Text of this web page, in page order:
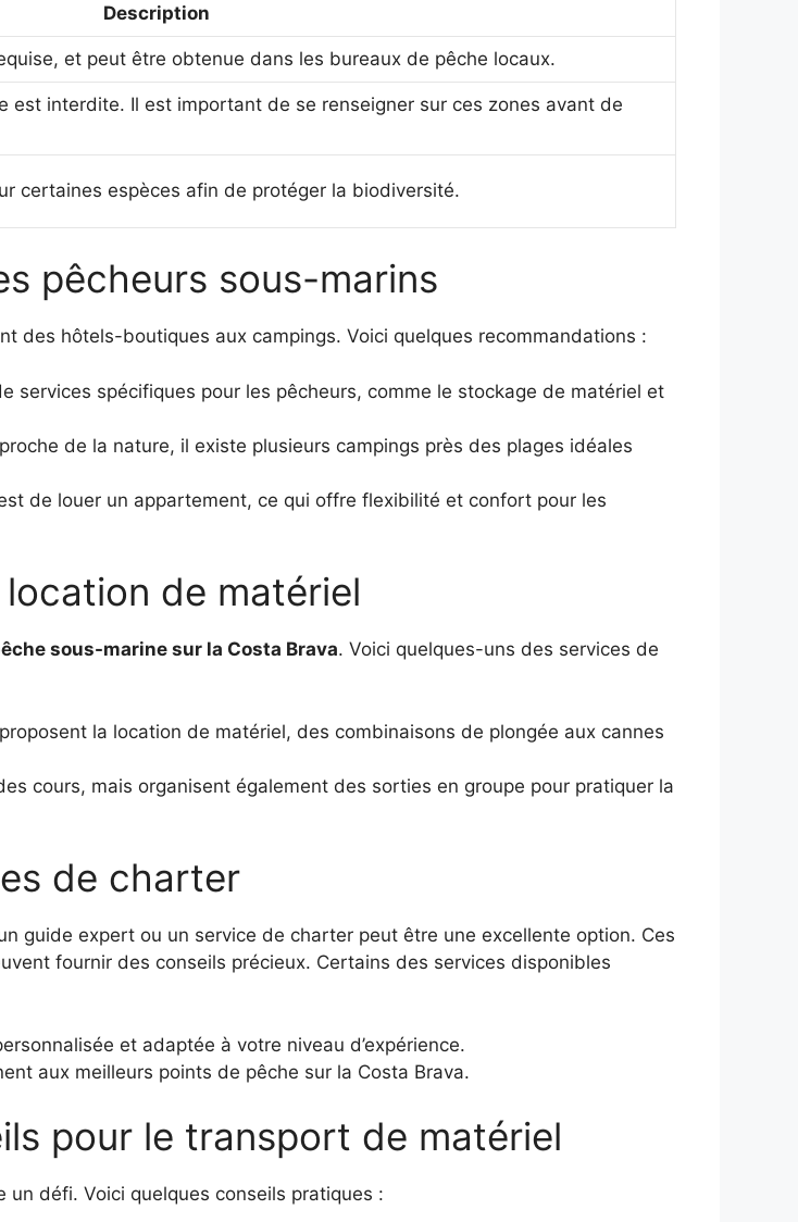
Description
et peut être obtenue dans les bureaux de pêche locaux.
est interdite. Il est important de se renseigner sur ces zones avant de
certaines espèces afin de protéger la biodiversité.
pêcheurs sous-marins
des hôtels-boutiques aux campings. Voici quelques recommandations :
services spécifiques pour les pêcheurs, comme le stockage de matériel et
de la nature, il existe plusieurs campings près des plages idéales
de louer un appartement, ce qui offre flexibilité et confort pour les
de matériel
sous-marine sur la Costa Brava. Voici quelques-uns des services de
la location de matériel, des combinaisons de plongée aux cannes
cours, mais organisent également des sorties en groupe pour pratiquer la
de charter
guide expert ou un service de charter peut être une excellente option. Ces
fournir des conseils précieux. Certains des services disponibles
et adaptée à votre niveau d’expérience.
aux meilleurs points de pêche sur la Costa Brava.
pour le transport de matériel
défi. Voici quelques conseils pratiques :